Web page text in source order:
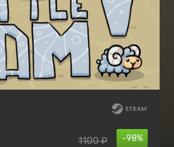
-98%
1100 ₽